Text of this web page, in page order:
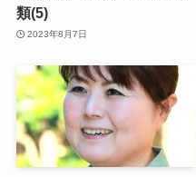
類(5)
2023年8月7日